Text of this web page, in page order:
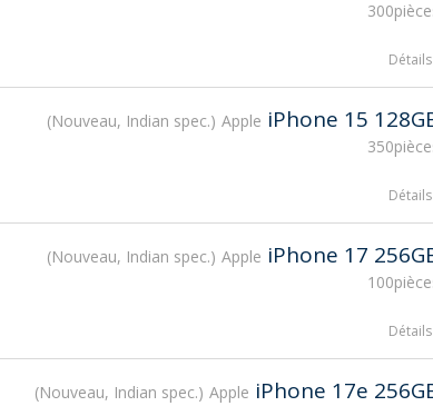
Détails
Nouveau, Indian spec. Apple iPhone 15
Détails
Nouveau, Indian spec. Apple iPhone 17
Détails
Nouveau, Indian spec. Apple iPhone 17e